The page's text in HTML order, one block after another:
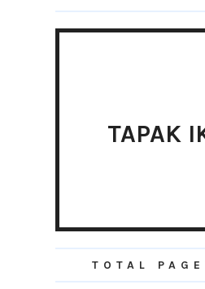
►2017(192)
(76)
TAPAK
TOTAL